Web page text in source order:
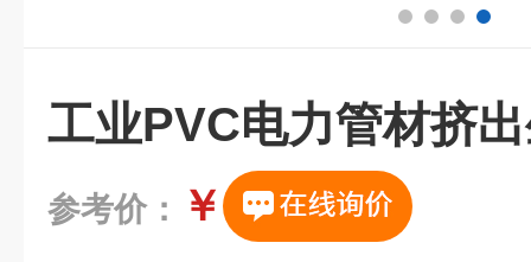
工业PVC电力管材挤
参考价： ￥